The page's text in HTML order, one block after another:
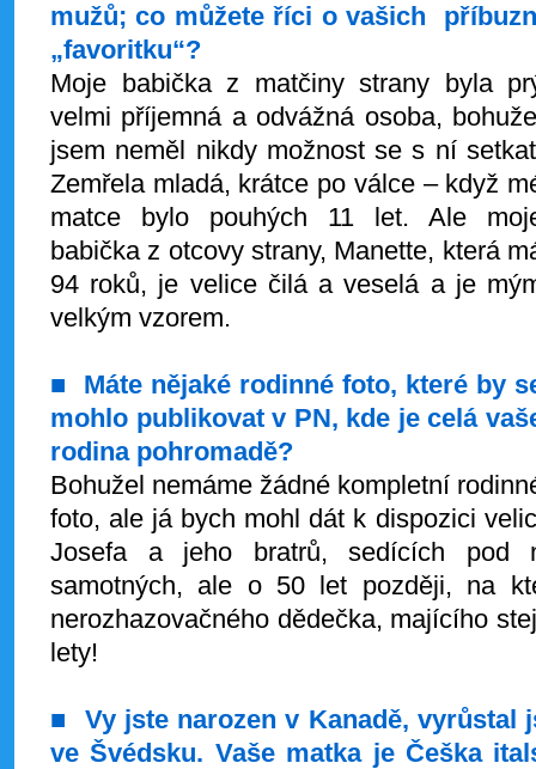
mužů; co můžete říci o vašich
„favoritku“?
Moje babička z matčiny strany byla
velmi příjemná a odvážná osoba,
jsem neměl nikdy možnost se s ní
Zemřela mladá, krátce po válce – když
matce bylo pouhých 11 let. Ale
babička z otcovy strany, Manette, která
94 roků, je velice čilá a veselá a je
velkým vzorem.
■ Máte nějaké rodinné foto, které by
mohlo publikovat v PN, kde je celá
rodina pohromadě?
Bohužel nemáme žádné kompletní
foto, ale já bych mohl dát k dispozici
Josefa a jeho bratrů, sedících pod
samotných, ale o 50 let později, na
nerozhazovačného dědečka, majícího
lety!
■ Vyjste narozen v Kanadě, vyrůstal
ve Švédsku. Vaše matka je Češka